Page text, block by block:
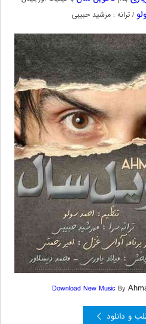
/ ترانه : مرشید حبیبی
Download New MusicBy
و دانلود